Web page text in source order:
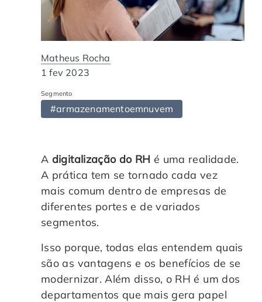
Automação de Processos
Educação Corporativa
Gerenciamento de NF-e
Adequação à LGPD
Auditoria de Processos
Transformação Digital
Gestão do Departamento Pessoal
Controle e Organização de Documentos Físicos
Hospitais e Clínicas
Instituições de Ensino
Departamento Pessoal
Departamento Financeiro
Cases de Sucesso
Nossas Unidades
Blog
Trabalhe Conosco
O QUE NOS DIFERENCIA? DESCUBRA
Matheus Rocha
1 fev 2023
Segmento
#armazenamentoemnuvem
A digitalização do RH é uma realidade.
A prática tem se tornado cada vez
mais comum dentro de empresas de
diferentes portes e de variados
segmentos.
Isso porque, todas elas entendem quais
são as vantagens e os benefícios de se
modernizar. Além disso, o RH é um dos
departamentos que mais gera papel